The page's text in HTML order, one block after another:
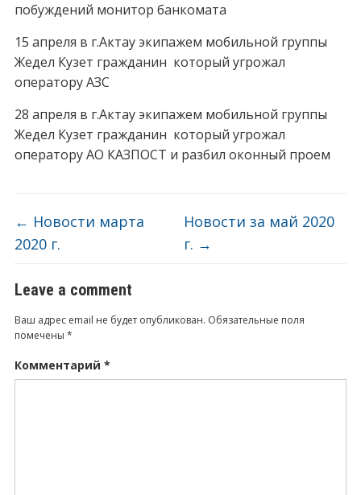
побуждений монитор банкомата
15 апреля в г.Актау экипажем мобильной группы
Жедел Кузет гражданин который угрожал
оператору АЗС
28 апреля в г.Актау экипажем мобильной группы
Жедел Кузет гражданин который угрожал
оператору АО КАЗПОСТ и разбил оконный проем
← Новости марта
2020 г.
Новости за май 2020
г. →
Leave a comment
Ваш адрес email не будет опубликован. Обязательные поля
помечены *
Комментарий *